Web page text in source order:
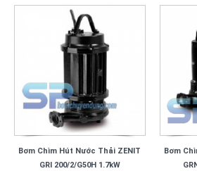
Bơm Chìm Hút Nước Thải ZENIT
GRI 200/2/G50H 1.7kW
Bơm